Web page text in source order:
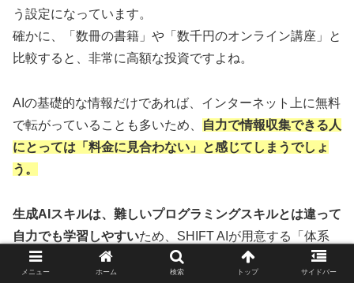
う設定になっています。
確かに、「数冊の書籍」や「数千円のオンライン講座」と
比較すると、非常に高額な投資ですよね。
AIの基礎的な情報だけであれば、インターネット上に無料
で転がっていることも多いため、
自力で情報収集できる人
にとっては「料金に見合わない」と感じてしまうでしょ
う。
生成AIスキルは、難しいプログラミングスキルとは違って
自力でも学習しやすいため、SHIFT AIが用意する「体系
的なカリキュラム」「専門家への質問環境」「コミュニテ
メニュー ホーム 検索 トップ サイドバー